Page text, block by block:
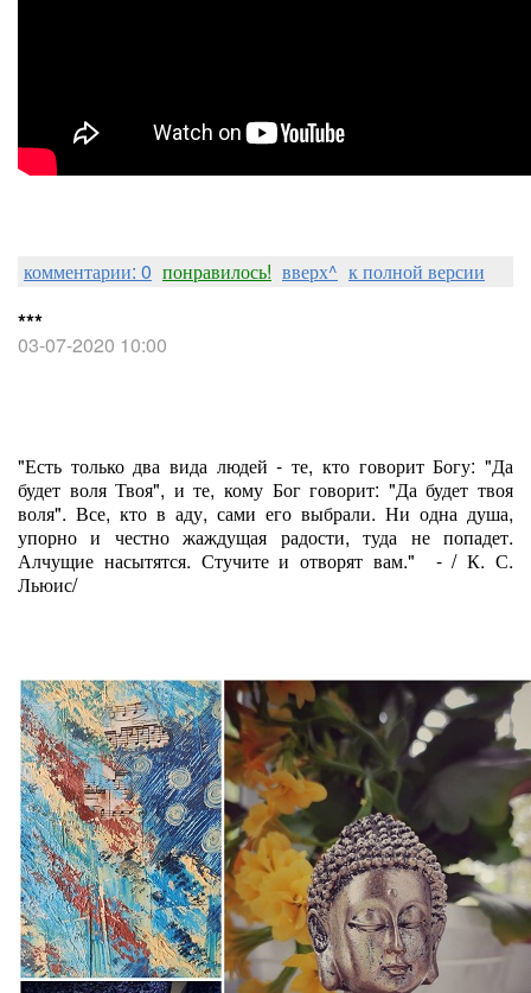
комментарии: 0 понравилось! вверх^ к полной версии
***
03-07-2020 10:00
"Есть только два вида людей - те, кто говорит Богу: "Да
будет воля Твоя", и те, кому Бог говорит: "Да будет твоя
воля". Все, кто в аду, сами его выбрали. Ни одна душа,
упорно и честно жаждущая радости, туда не попадет.
Алчущие насытятся. Стучите и отворят вам." - / К. С.
Льюис/